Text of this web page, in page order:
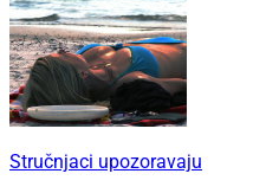
Stručnjaci upozoravaju